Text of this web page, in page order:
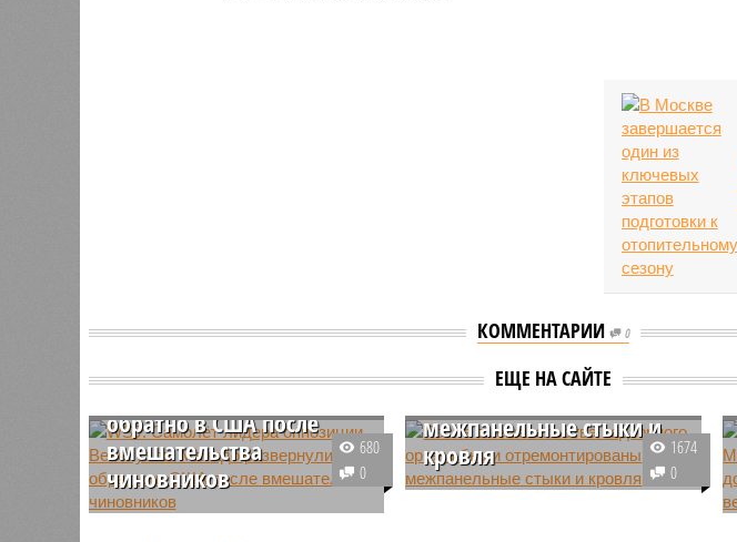
КОММЕНТАРИИ 0
ЕЩЕ НА САЙТЕ
WSJ: Самолёт лидера
Мачадо развернули
обратно в США после
вмешательства
чиновников
Частный борт лидера
680
0
После вмешательства
надзорного органа были
отремонтированы
межпанельные стыки и
кровля
Жители многоквартирных домов
1674
0